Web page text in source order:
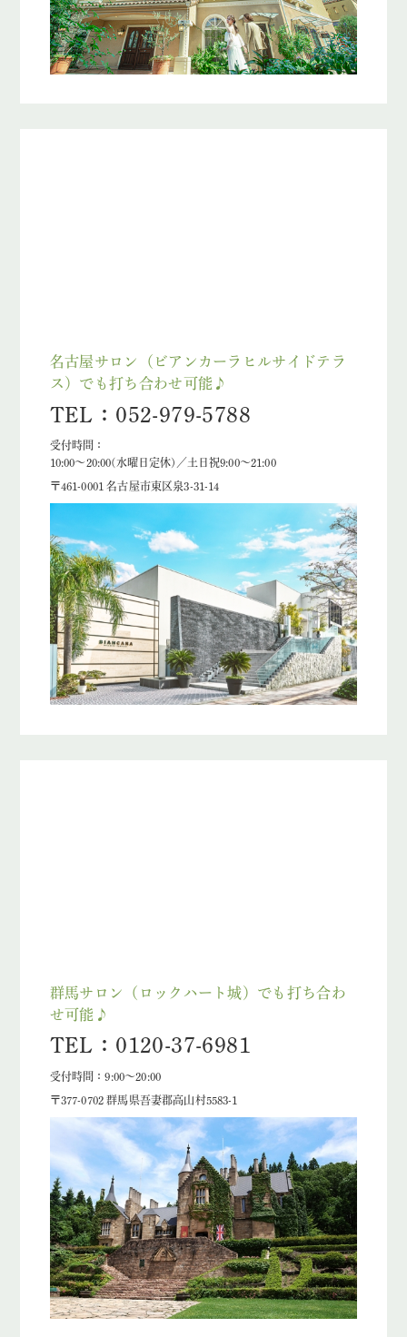
名古屋サロン（ビアンカーラヒルサイドテラ
ス）でも打ち合わせ可能♪
TEL：052-979-5788
受付時間：
10:00～20:00(水曜日定休)／土日祝9:00～21:00
〒461-0001 名古屋市東区泉3-31-14
群馬サロン（ロックハート城）でも打ち合わ
せ可能♪
TEL：0120-37-6981
受付時間：9:00～20:00
〒377-0702 群馬県吾妻郡高山村5583-1